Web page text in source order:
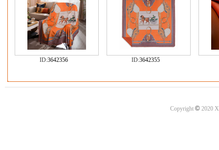
ID:3642356 ID:3642355
Copyright ©2020